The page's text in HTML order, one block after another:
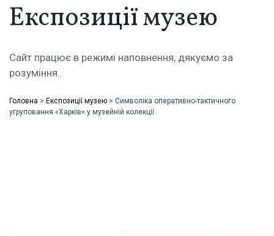
Експозиції музею
Сайт працює в режимі наповнення, дякуємо за
розуміння..
Головна > Експозиції музею > Символіка оперативно-тактичного
угруповання «Харків» у музейній колекції